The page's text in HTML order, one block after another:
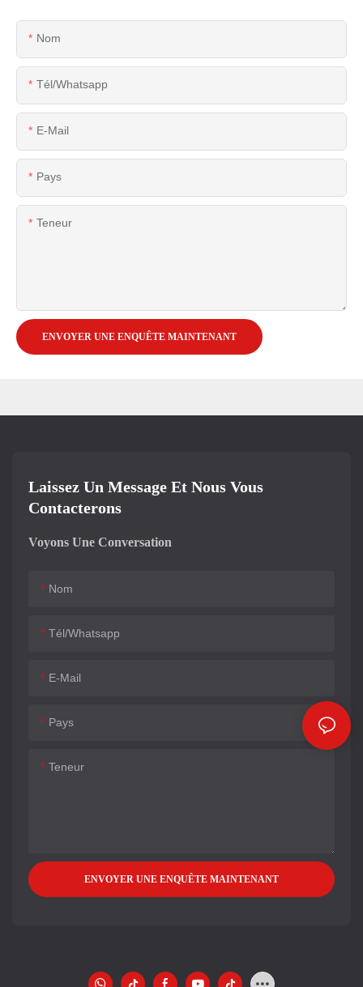
Nom
Tél/whatsapp
E-Mail
Pays
Teneur
ENVOYER UNE ENQUÊTE MAINTENANT
Laissez Un Message Et Nous Vous
Contacterons
Voyons Une Conversation
Nom
Tél/whatsapp
E-Mail
Pays
Teneur
ENVOYER UNE ENQUÊTE MAINTENANT